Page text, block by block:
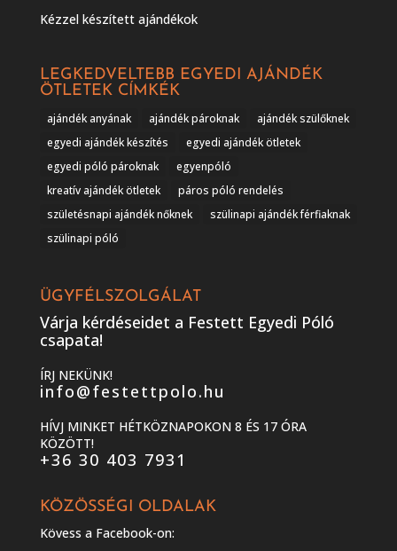
Kézzel készített ajándékok
LEGKEDVELTEBB EGYEDI AJÁNDÉK
ÖTLETEK CÍMKÉK
ajándék anyának ajándék pároknak
ajándék szülőknek
egyedi ajándék készítés
egyedi ajándék ötletek
egyedi póló pároknak
egyenpóló
kreatív ajándék ötletek
páros póló rendelés
születésnapi ajándék nőknek
szülinapi ajándék férfiaknak
szülinapi póló
ÜGYFÉLSZOLGÁLAT
Várja kérdéseidet a Festett Egyedi Póló
csapata!
ÍRJ NEKÜNK!
info@festettpolo.hu
HÍVJ MINKET HÉTKÖZNAPOKON 8 ÉS 17 ÓRA
KÖZÖTT!
+36 30 403 7931
KÖZÖSSÉGI OLDALAK
Kövess a Facebook-on: